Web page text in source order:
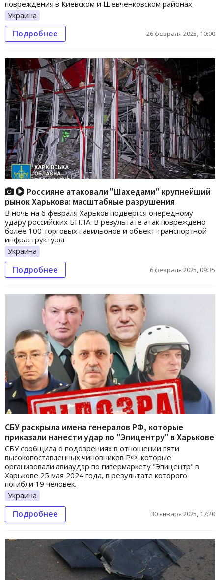
повреждения в Киевском и Шевченковском районах.
Украина
Подробнее 26 февраля 2025, 10:00
Россияне атаковали "Шахедами" крупнейший
рынок Харькова: масштабные разрушения
В ночь на 6 февраля Харьков подвергся очередному
удару российских БПЛА. В результате атак повреждено
более 100 торговых павильонов и объект транспортной
инфраструктуры.
Украина
Подробнее 6 февраля 2025, 09:35
СБУ раскрыла имена генералов РФ, которые
приказали нанести удар по "Эпицентру" в Харькове
СБУ сообщила о подозрениях в отношении пяти
высокопоставленных чиновников РФ, которые
организовали авиаудар по гипермаркету "Эпицентр" в
Харькове 25 мая 2024 года, в результате которого
погибли 19 человек.
Украина
Подробнее 30 января 2025, 17:20